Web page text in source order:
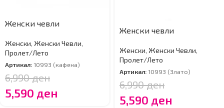
Женски чевли
Женски, Женски Чевли,
Пролет/Лето
Артикал: 10993 (кафена)
6,990ден
5,590 ден
Женски чевли
Женски, Женски Чевли,
Пролет/Лето
Артикал: 10993 (Злато)
6,990ден
5,590 ден